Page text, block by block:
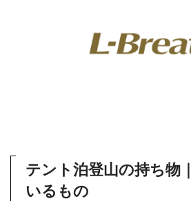
テント泊登山の持ち物
いるもの